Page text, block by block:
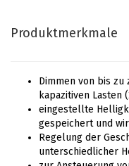
Produktmerkmale
Dimmen von bis zu
kapazitiven Lasten
eingestellte
gespeichert und
Regelung der
unterschiedlicher